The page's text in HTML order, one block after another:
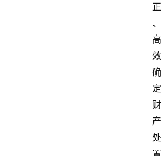
正
、
高
效
确
定
财
产
处
置